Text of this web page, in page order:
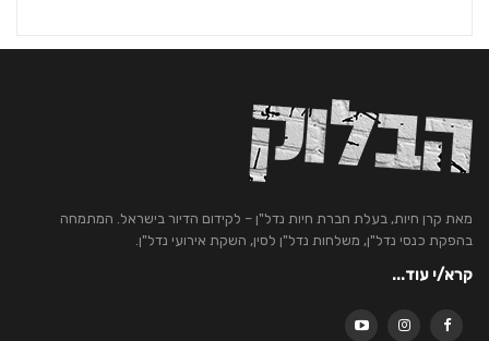
מאת קרן חיות, בעלת חברת חיות נדל"ן – לקידום הדיור בישראל. המתמחה
בהפקת כנסי נדל"ן, משלחות נדל"ן לסין, השקת אירועי נדל"ן.
קרא/י עוד...